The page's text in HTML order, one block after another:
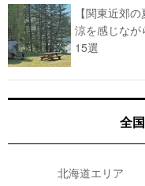
【関東近郊
涼を感じなが
15選
全
北海道エリア